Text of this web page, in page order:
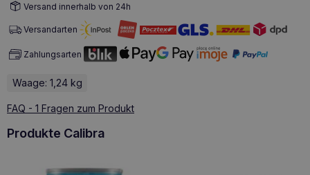
Versand innerhalb von 24h
Versandarten
Zahlungsarten
Waage: 1,24 kg
FAQ - 1 Fragen zum Produkt
Produkte Calibra